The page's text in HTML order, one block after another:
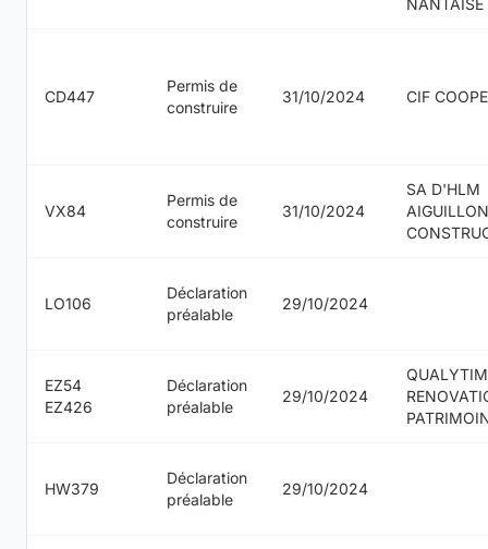
NANTAISE
CD447
Permis de
construire
31/10/2024 CIF
VX84
Permis de
construire
31/10/2024
SA D'HLM
AIGUILLON
LO106
Déclaration
préalable
29/10/2024
EZ54
EZ426
Déclaration
préalable
29/10/2024
QUALYTIM
HW379
Déclaration
préalable
29/10/2024